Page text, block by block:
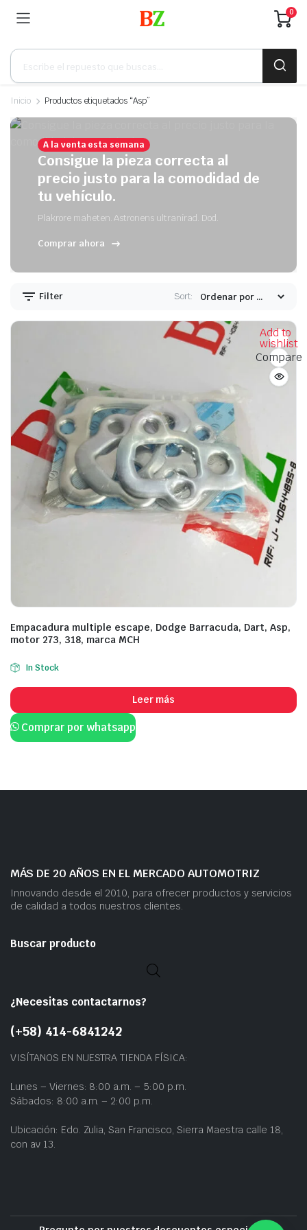
0
Búsqueda
productos
Inicio Productos etiquetados “Asp”
A la venta esta semana
Consigue la pieza correcta al
precio justo para la comodidad de
tu vehículo.
Plakrore maheten. Astronens ultranirad. Dod.
Comprar ahora
Filter Sort:
Add to
wishlist
Compare
Empacadura multiple escape, Dodge Barracuda, Dart, Asp,
motor 273, 318, marca MCH
In Stock
Leer más
Comprar por whatsapp
MÁS DE 20 AÑOS EN EL MERCADO AUTOMOTRIZ
Innovando desde el 2010, para ofrecer productos y servicios
de calidad a todos nuestros clientes.
Buscar producto
¿Necesitas contactarnos?
(+58) 414-6841242
VISÍTANOS EN NUESTRA TIENDA FÍSICA:
Lunes – Viernes: 8:00 a.m. – 5:00 p.m.
Sábados: 8:00 a.m. – 2:00 p.m.
Ubicación: Edo. Zulia, San Francisco, Sierra Maestra calle 18,
con av 13.